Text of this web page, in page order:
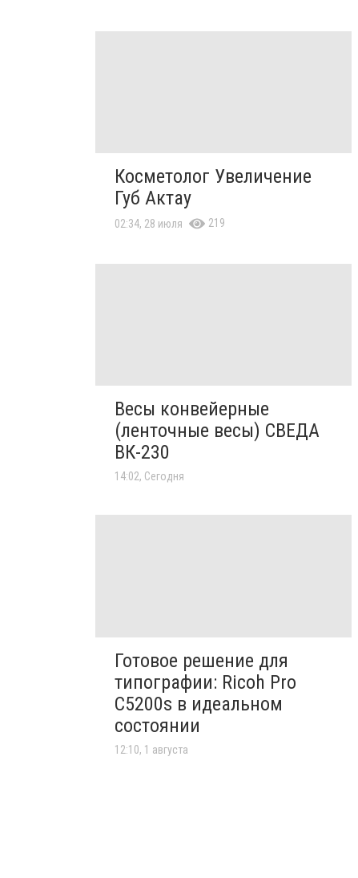
Косметолог Увеличение
Губ Актау
02:34, 28 июля 219
Весы конвейерные
(ленточные весы) СВЕДА
ВК-230
14:02, Сегодня
Готовое решение для
типографии: Ricoh Pro
C5200s в идеальном
состоянии
12:10, 1 августа